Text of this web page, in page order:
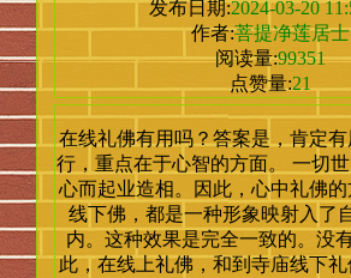
发布日期:2024-03-20
作者:菩提净莲居士
阅读量:99351
点赞量:21
在线礼佛有用吗？答案是，肯定
行，重点在于心智的方面。 一切
心而起业造相。因此，心中礼佛的
线下佛，都是一种形象映射入了
内。这种效果是完全一致的。没
此，在线上礼佛，和到寺庙线下